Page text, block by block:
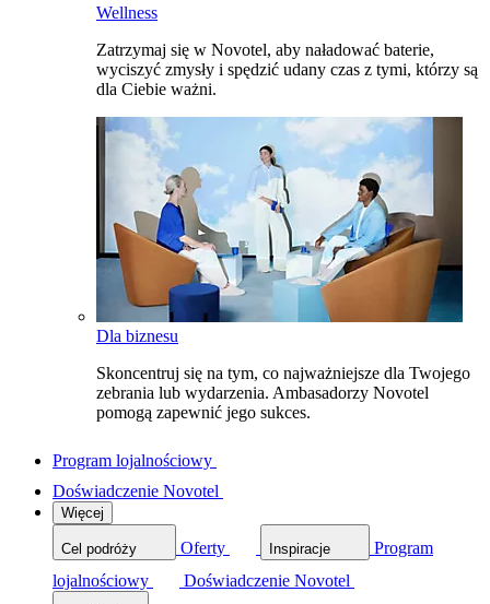
Wellness
Zatrzymaj się w Novotel, aby naładować baterie,
wyciszyć zmysły i spędzić udany czas z tymi, którzy są
dla Ciebie ważni.
Dla biznesu
Skoncentruj się na tym, co najważniejsze dla Twojego
zebrania lub wydarzenia. Ambasadorzy Novotel
pomogą zapewnić jego sukces.
Program lojalnościowy
Doświadczenie Novotel
Więcej
Cel podróży Oferty Inspiracje
Program
lojalnościowy
Doświadczenie Novotel